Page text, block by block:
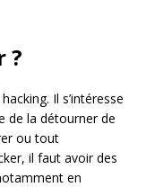
?
Il s’intéresse
de la détourner de
ou tout
il faut avoir des
en